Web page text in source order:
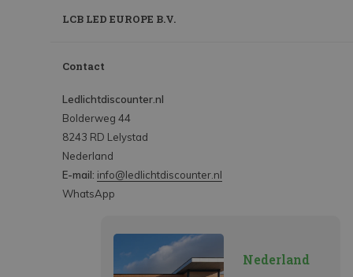
LCB LED EUROPE B.V.
Contact
Ledlichtdiscounter.nl
Bolderweg 44
8243 RD Lelystad
Nederland
E-mail: info@ledlichtdiscounter.nl
WhatsApp
Nederland